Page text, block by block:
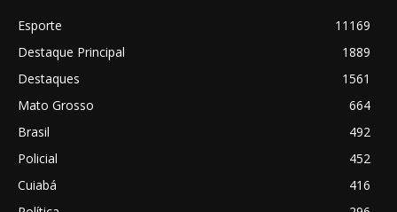
Esporte
11169
Destaque Principal
1889
Destaques
1561
Mato Grosso
664
Brasil
492
Policial
452
Cuiabá
416